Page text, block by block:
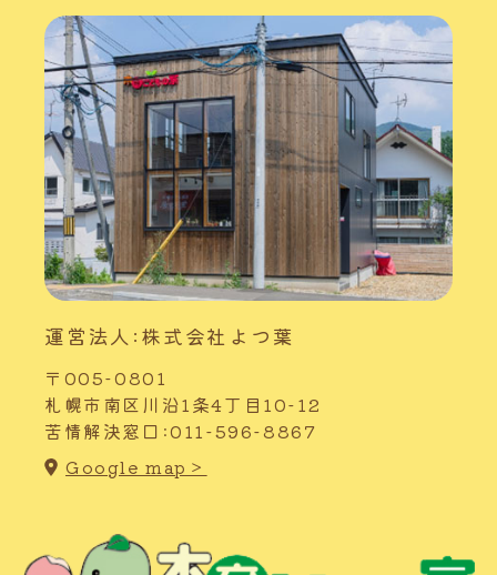
運営法人:株式会社よつ葉
〒005-0801
札幌市南区川沿1条4丁目10-12
苦情解決窓口:011-596-8867
Google map＞